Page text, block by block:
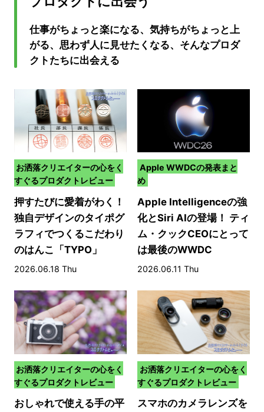
仕事がちょっと楽になる、気持ちがちょっと上
がる、思わず人に見せたくなる、そんなプロダ
クトたちに出会える
お洒落クリエイターの心をく
すぐるプロダクトレビュー
押すたびに愛着がわく！
独自デザインのタイポグ
ラフィでつくるこだわり
のはんこ「TYPO」
2026.06.18 Thu
Apple WWDCの発表まと
め
Apple Intelligenceの強
化とSiri AIの登場！ ティ
ム・クックCEOにとって
は最後のWWDC
2026.06.11 Thu
お洒落クリエイターの心をく
すぐるプロダクトレビュー
おしゃれで使える手の平
お洒落クリエイターの心をく
すぐるプロダクトレビュー
スマホのカメラレンズを